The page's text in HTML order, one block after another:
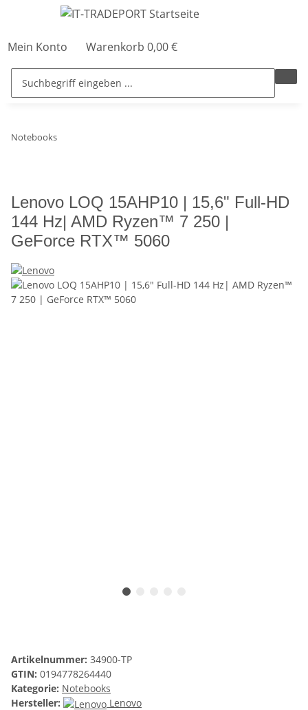
Mein Konto Warenkorb 0,00 €
Notebooks
Lenovo LOQ 15AHP10 | 15,6" Full-HD
144 Hz| AMD Ryzen™ 7 250 |
GeForce RTX™ 5060
Artikelnummer: 34900-TP
GTIN: 0194778264440
Kategorie: Notebooks
Hersteller:
Lenovo